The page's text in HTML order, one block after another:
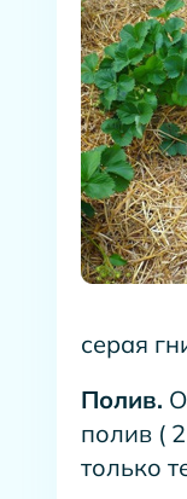
серая
Полив.
полив (
только